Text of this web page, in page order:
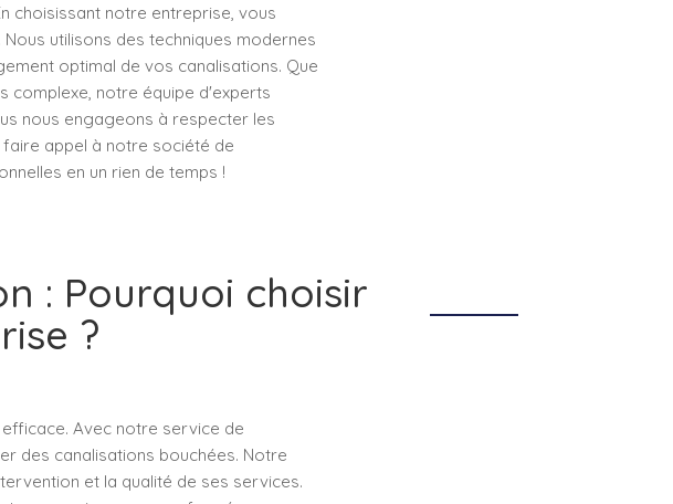
choisissant notre entreprise, vous
utilisons des techniques modernes
optimal de vos canalisations. Que
complexe, notre équipe d'experts
nous engageons à respecter les
appel à notre société de
en un rien de temps !
: Pourquoi choisir
?
Avec notre service de
des canalisations bouchées. Notre
et la qualité de ses services.